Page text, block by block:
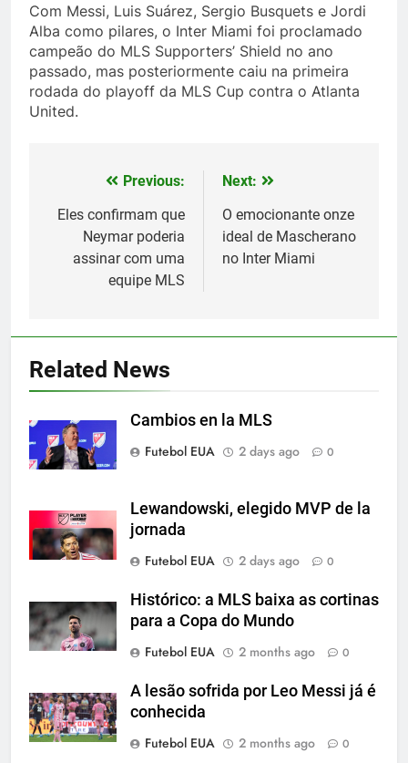
Com Messi, Luis Suárez, Sergio Busquets e Jordi
Alba como pilares, o Inter Miami foi proclamado
campeão do MLS Supporters’ Shield no ano
passado, mas posteriormente caiu na primeira
rodada do playoff da MLS Cup contra o Atlanta
United.
navigation
Previous:
Eles confirmam que
Neymar poderia
assinar com uma
equipe MLS
Next:
O emocionante onze
ideal de Mascherano
no Inter Miami
Related News
Cambios en la MLS
Futebol EUA
2 days ago 0
Lewandowski, elegido MVP de la
jornada
Futebol EUA
2 days ago 0
Histórico: a MLS baixa as cortinas
para a Copa do Mundo
Futebol EUA
2 months ago 0
A lesão sofrida por Leo Messi já é
conhecida
Futebol EUA
2 months ago 0
Exibição: duas assistências de
Suárez
6
Austin dispensa sua equipe
SPORTS
7
torcedores do Inter Miami
SPORTS
2-0: Messi, como sempre
SPORTS